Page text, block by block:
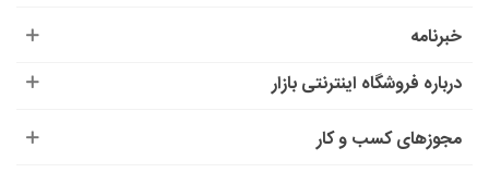
خبرنامه
درباره‌ فروشگاه اینترنتی بازار
مجوزهای کسب و کار